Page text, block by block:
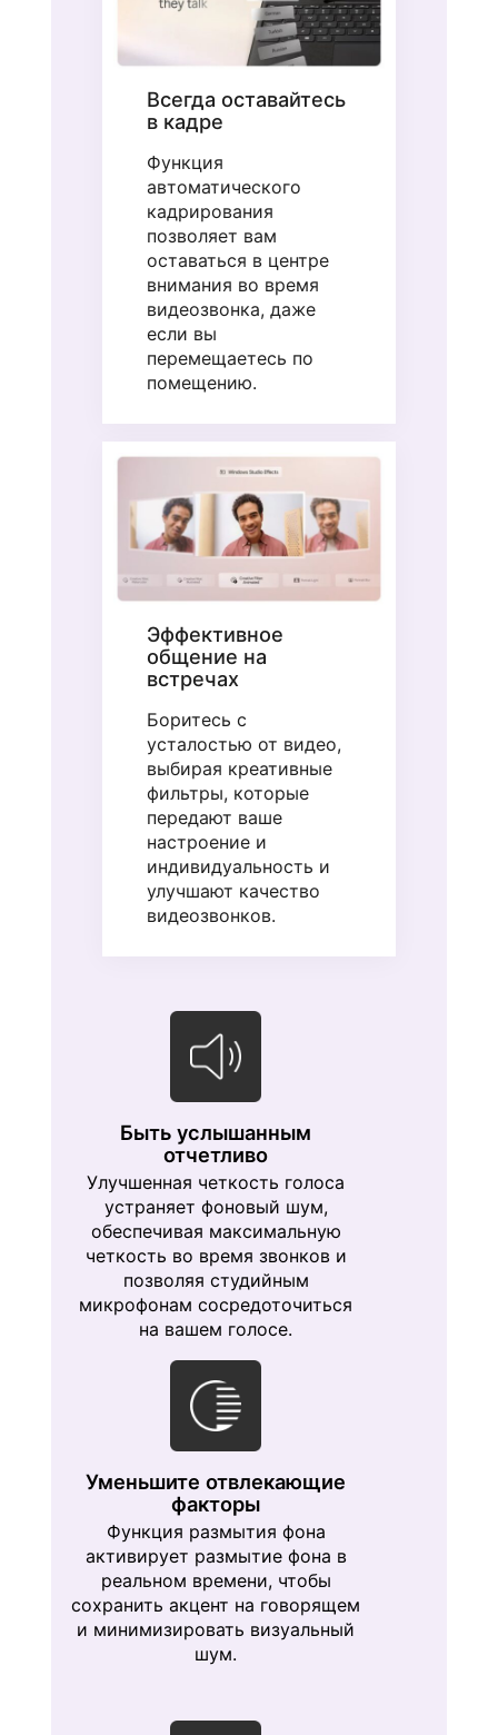
Всегда оставайтесь
в кадре
Функция
автоматического
кадрирования
позволяет вам
оставаться в центре
внимания во время
видеозвонка, даже
если вы
перемещаетесь по
помещению.
Эффективное
общение на
встречах
Боритесь с
усталостью от видео,
выбирая креативные
фильтры, которые
передают ваше
настроение и
индивидуальность и
улучшают качество
видеозвонков.
Быть услышанным
отчетливо
Улучшенная четкость голоса
устраняет фоновый шум,
обеспечивая максимальную
четкость во время звонков и
позволяя студийным
микрофонам сосредоточиться
на вашем голосе.
Уменьшите отвлекающие
факторы
Функция размытия фона
активирует размытие фона в
реальном времени, чтобы
сохранить акцент на говорящем
и минимизировать визуальный
шум.